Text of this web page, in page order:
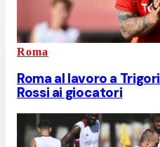
Roma
Roma al lavoro a
Rossi ai giocatori